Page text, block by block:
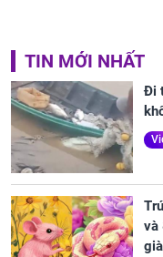
TIN MỚI NHẤT
Đi
và